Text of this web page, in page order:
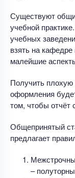
Существуют
учебной
учебных
взять на
малейшие
Получить плохую
оформления
том, чтобы отчёт
Общепринятый
предлагает
–